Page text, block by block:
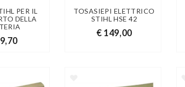
PER IL
DELLA
TOSASIEPI ELETTRICO
STIHL HSE 42
€ 149,00